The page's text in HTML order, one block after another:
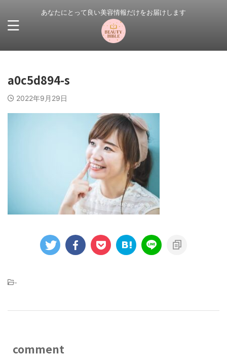
あなたにとって良い美容情報だけをお届けします
a0c5d894-s
2022年9月29日
-
comment